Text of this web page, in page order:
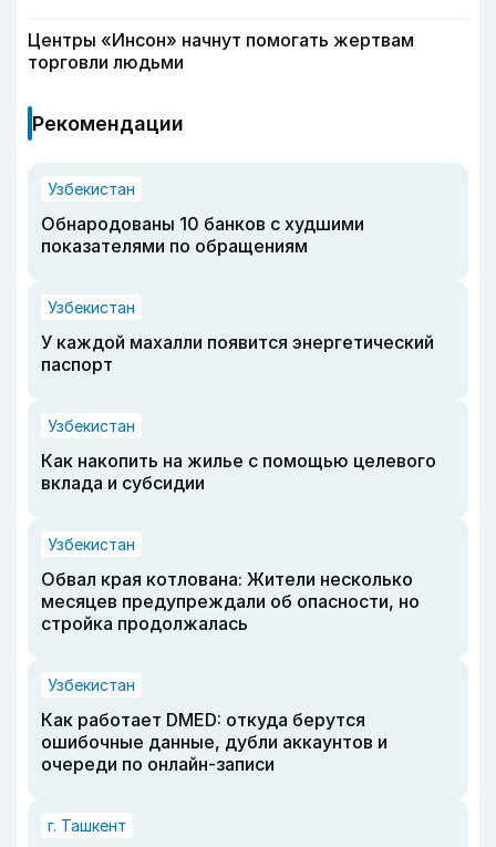
Центры «Инсон» начнут помогать жертвам
торговли людьми
Рекомендации
Узбекистан
Обнародованы 10 банков с худшими
показателями по обращениям
Узбекистан
У каждой махалли появится энергетический
паспорт
Узбекистан
Как накопить на жилье с помощью целевого
вклада и субсидии
Узбекистан
Обвал края котлована: Жители несколько
месяцев предупреждали об опасности, но
стройка продолжалась
Узбекистан
Как работает DMED: откуда берутся
ошибочные данные, дубли аккаунтов и
очереди по онлайн-записи
г. Ташкент